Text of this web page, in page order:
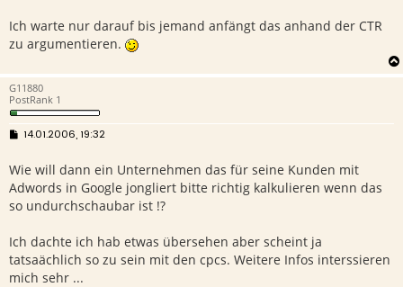
Ich warte nur darauf bis jemand anfängt das anhand der CTR
zu argumentieren.
G11880
PostRank 1
B
t
r
a
g
14.01.2006, 19:32
Wie will dann ein Unternehmen das für seine Kunden mit
Adwords in Google jongliert bitte richtig kalkulieren wenn das
so undurchschaubar ist !?
Ich dachte ich hab etwas übersehen aber scheint ja
tatsaächlich so zu sein mit den cpcs. Weitere Infos interssieren
mich sehr ...